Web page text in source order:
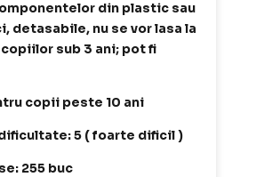
din plastic sau
detasabile, nu se vor lasa la
sub 3 ani; pot fi
copii peste 10 ani
5 ( foarte dificil )
255 buc